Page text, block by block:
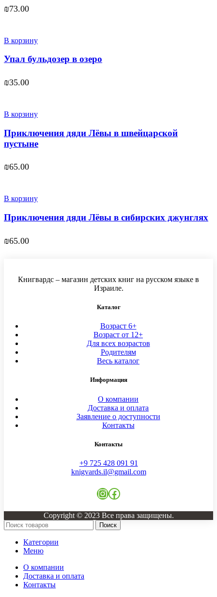
₪73.00
В корзину
Упал бульдозер в озеро
₪35.00
В корзину
Приключения дяди Лёвы в швейцарской
пустыне
₪65.00
В корзину
Приключения дяди Лёвы в сибирских джунглях
₪65.00
Книгвардс – магазин детских книг на русском языке в
Израиле.
Каталог
Возраст 6+
Возраст от 12+
Для всех возрастов
Родителям
Весь каталог
Информация
О компании
Доставка и оплата
Заявление о доступности
Контакты
Контакты
+9 725 428 091 91
knigvards.il@gmail.com
Instagram
Facebook
Copyright © 2023 Все права защищены.
Поиск
Категории
Меню
О компании
Доставка и оплата
Контакты